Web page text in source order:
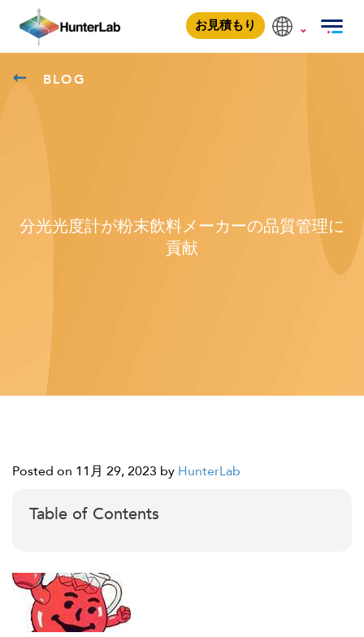
お見積もり
BLOG
分光光度計が粉末飲料メーカーの品質管理に
貢献
Posted on 11月 29, 2023 by HunterLab
Table of Contents